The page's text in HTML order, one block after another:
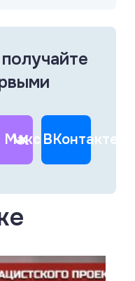
Макс ВКонтакте